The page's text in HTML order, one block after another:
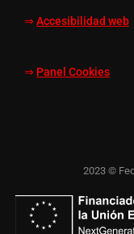
⇒ Accesibilidad web
⇒ Panel Cookies
2023 ©